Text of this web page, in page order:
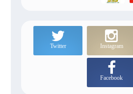
Instagram
Twitter
Facebook